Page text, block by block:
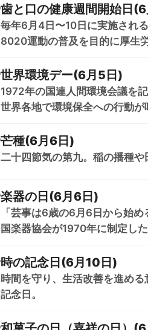
歯と口の健康週間開始日
毎年6月4日〜10日に実施され
8020運動の普及を目的に厚生
世界環境デー(6月5日)
1972年の国連人間環境会議を
世界各地で環境保全への行動が
芒種(6月6日)
二十四節気の第九。稲の播種や
楽器の日(6月6日)
「芸事は6歳の6月6日から始
国楽器協会が1970年に制定し
時の記念日(6月10日)
時間を守り、生活改善を進め
記念日。